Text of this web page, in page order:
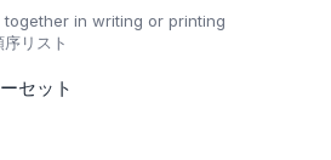
in writing or printing
リスト
セット